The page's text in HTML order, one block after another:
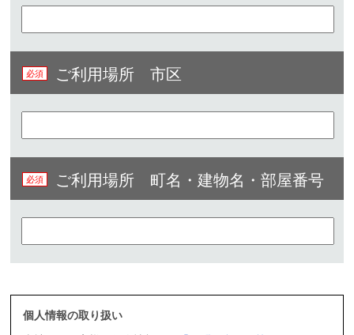
ご利用場所 市区
ご利用場所 町名・建物名・部屋番号​
個人情報の取り扱い